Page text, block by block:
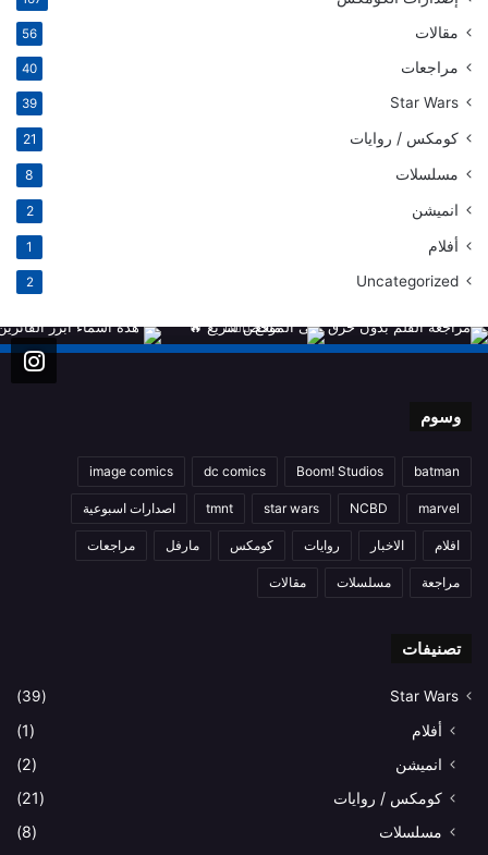
مقالات 56
مراجعات 40
Star Wars
39
كومكس / روايات 21
مسلسلات 8
انميشن 2
أفلام 1
Uncategorized
2
وسوم
batman
Boom! Studios
dc comics
image comics
marvel
NCBD
star wars
tmnt اصدارات اسبوعية
افلام الاخبار روايات كومكس مارفل مراجعات
مراجعة مسلسلات مقالات
تصنيفات
Star Wars
(39)
أفلام
(1)
انميشن
(2)
كومكس / روايات
(21)
مسلسلات
(8)